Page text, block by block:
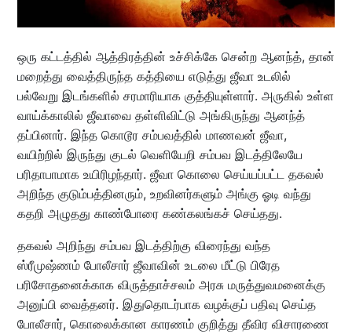
ஒரு கட்டத்தில் ஆத்திரத்தின் உச்சிக்கே சென்ற ஆனந்த், தான்
மறைத்து வைத்திருந்த கத்தியை எடுத்து ஜீவா உடலில்
பல்வேறு இடங்களில் சரமாரியாக குத்தியுள்ளார். அருகில் உள்ள
வாய்க்காலில் ஜீவாவை தள்ளிவிட்டு அங்கிருந்து ஆனந்த்
தப்பினார். இந்த கொடூர சம்பவத்தில் மாணவன் ஜீவா,
வயிற்றில் இருந்து குடல் வெளியேறி சம்பவ இடத்திலேயே
பரிதாபாமாக உயிரிழந்தார். ஜீவா கொலை செய்யப்பட்ட தகவல்
அறிந்த குடும்பத்தினரும், உறவினர்களும் அங்கு ஓடி வந்து
கதறி அழுதது காண்போரை கண்கலங்கச் செய்தது.
தகவல் அறிந்து சம்பவ இடத்திற்கு விரைந்து வந்த
ஸ்ரீமுஷ்ணம் போலீசார் ஜீவாவின் உடலை மீட்டு பிரேத
பரிசோதனைக்காக விருத்தாச்சலம் அரசு மருத்துவமனைக்கு
அனுப்பி வைத்தனர். இதுதொடர்பாக வழக்குப் பதிவு செய்த
போலீசார், கொலைக்கான காரணம் குறித்து தீவிர விசாரணை